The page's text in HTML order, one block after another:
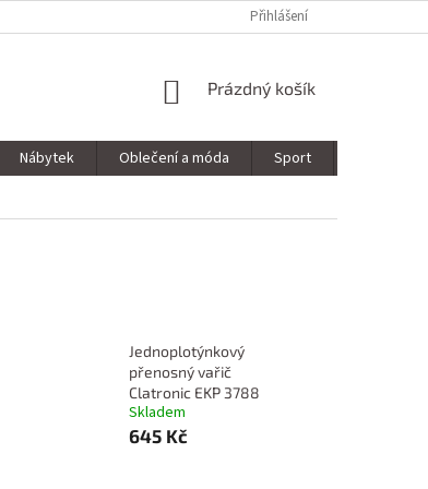
Přihlášení
NÁKUPNÍ
Prázdný košík
Nábytek Oblečení a móda Sport
Jednoplotýnkový
přenosný vařič
Clatronic EKP 3788
Skladem
645 Kč